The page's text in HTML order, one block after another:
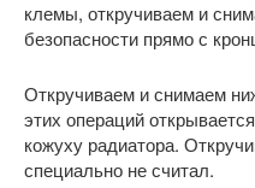
клемы, откручиваем и
безопасности прямо с
Откручиваем и снимаем
этих операций
кожуху радиатора.
специально не считал.